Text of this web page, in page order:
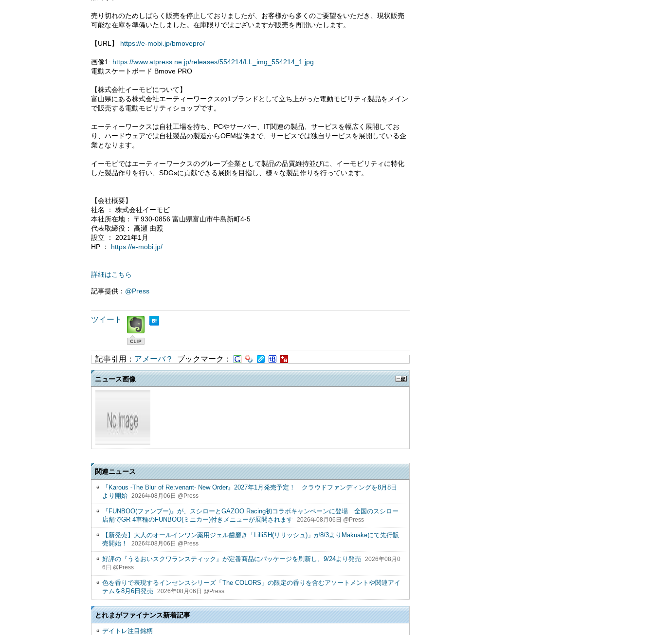
売り切れのためしばらく販売を停止しておりましたが、お客様から多くのご要望をいただき、現状販売
可能な在庫を準備いたしました。在庫限りではございますが販売を再開いたします。
【URL】 https://e-mobi.jp/bmovepro/
画像1: https://www.atpress.ne.jp/releases/554214/LL_img_554214_1.jpg
電動スケートボード Bmove PRO
【株式会社イーモビについて】
富山県にある株式会社エーティーワークスの1ブランドとして立ち上がった電動モビリティ製品をメイン
で販売する電動モビリティショップです。
エーティーワークスは自社工場を持ち、PCやサーバー、IT関連の製品、サービスを幅広く展開してお
り、ハードウェアでは自社製品の製造からOEM提供まで、サービスでは独自サービスを展開している企
業となります。
イーモビではエーティーワークスのグループ企業として製品の品質維持並びに、イーモビリティに特化
した製品作りを行い、SDGsに貢献できる展開を目指し、様々な製品作りを行っています。
【会社概要】
社名 ： 株式会社イーモビ
本社所在地： 〒930-0856 富山県富山市牛島新町4-5
代表取締役： 高瀬 由照
設立 ： 2021年1月
HP ： https://e-mobi.jp/
詳細はこちら
記事提供： @Press
ツイート
記事引用： アメーバ？ ブックマーク：
ニュース画像
関連ニュース
『Karous -The Blur of Re:venant- New Order』2027年1月発売予定！ クラウドファンディングを8月8日
より開始
2026年08月06日 @Press
『FUNBOO(ファンブー)』が、スシローとGAZOO Racing初コラボキャンペーンに登場 全国のスシロー
店舗でGR 4車種のFUNBOO(ミニカー)付きメニューが展開されます
2026年08月06日 @Press
【新発売】大人のオールインワン薬用ジェル歯磨き「LilliSH(リリッシュ)」が8/3よりMakuakeにて先行販
売開始！
2026年08月06日 @Press
好評の『うるおいスクワランスティック』が定番商品にパッケージを刷新し、9/24より発売
2026年08月0
6日 @Press
色を香りで表現するインセンスシリーズ「The COLORS」の限定の香りを含むアソートメントや関連アイ
テムを8月6日発売
2026年08月06日 @Press
とれまがファイナンス新着記事
デイトレ注目銘柄